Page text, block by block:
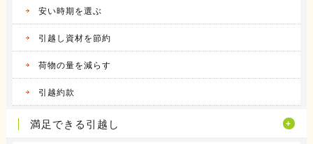
2016.04.14
安い時期を選ぶ
引越し資材を節約
荷物の量を減らす
引越約款
満足できる引越し